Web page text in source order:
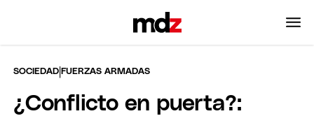
SOCIEDAD |FUERZAS ARMADAS
¿Conflicto en puerta?: